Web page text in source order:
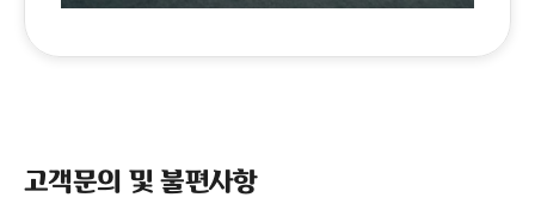
고객문의 및 불편사항